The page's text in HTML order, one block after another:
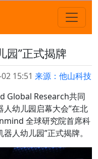
园”正式揭牌
15:51 来源：他山科技
Global Research共同
幼儿园启幕大会”在北
全球研究院首席科
人幼儿园”正式揭牌。